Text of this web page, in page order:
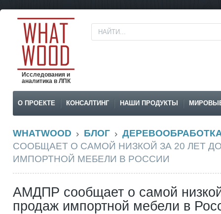
Исследования и
аналитика в ЛПК
О ПРОЕКТЕ КОНСАЛТИНГ НАШИ ПРОДУКТЫ
WHATWOOD БЛОГ
СООБЩАЕТ О САМОЙ НИЗКОЙ ЗА 20 ЛЕТ
ИМПОРТНОЙ МЕБЕЛИ В РОССИИ
АМДПР сообщает о самой
продаж импортной мебели в